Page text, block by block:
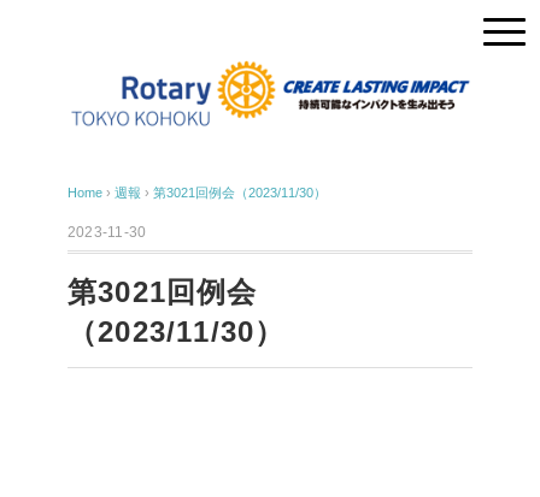
Home › 週報 › 第3021回例会（2023/11/30）
2023-11-30
第3021回例会
（2023/11/30）